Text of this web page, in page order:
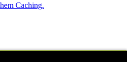
Caching.